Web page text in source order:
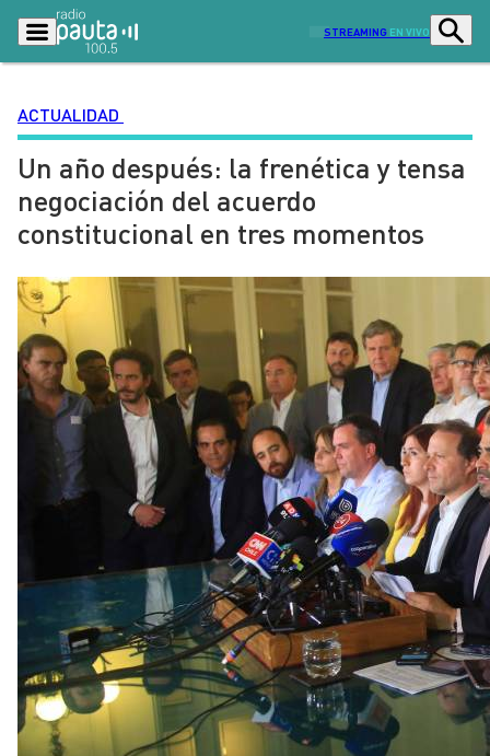
STREAMING EN VIVO
Podcasts Programas
Lo Último
Ciudad Economía
Radio en vivo
Tendencias Deportes
Entretención y Cultura Opinión
Dato en Pauta Señal 2
Contenido Patrocinado
ACTUALIDAD
Un año después: la frenética y tensa
negociación del acuerdo
constitucional en tres momentos